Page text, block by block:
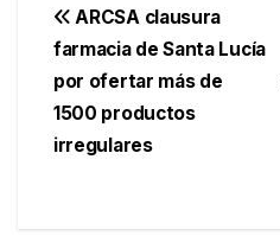
Navegación
de
entradas
ARCSA clausura
farmacia de Santa Lucía
por ofertar más de
1500 productos
irregulares